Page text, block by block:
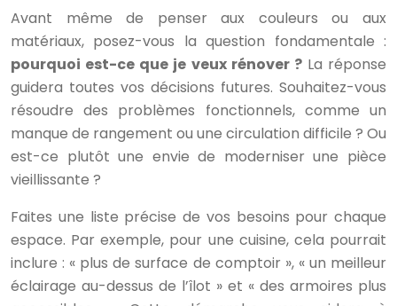
Avant même de penser aux couleurs ou aux
matériaux, posez-vous la question fondamentale :
pourquoi est-ce que je veux rénover ?La réponse
guidera toutes vos décisions futures. Souhaitez-vous
résoudre des problèmes fonctionnels, comme un
manque de rangement ou une circulation difficile ? Ou
est-ce plutôt une envie de moderniser une pièce
vieillissante ?
Faites une liste précise de vos besoins pour chaque
espace. Par exemple, pour une cuisine, cela pourrait
inclure : « plus de surface de comptoir », « un meilleur
éclairage au-dessus de l’îlot » et « des armoires plus